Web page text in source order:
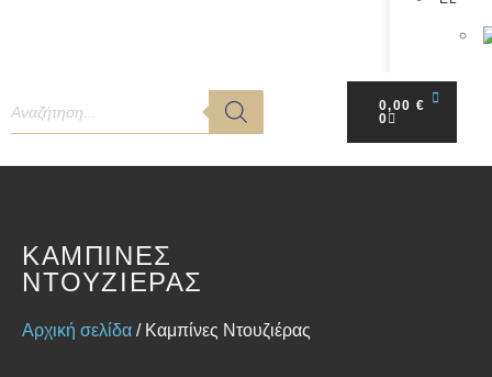
0,00 €
0
ΚΑΜΠΊΝΕΣ
ΝΤΟΥΖΙΈΡΑΣ
Αρχική σελίδα / Καμπίνες Ντουζιέρας